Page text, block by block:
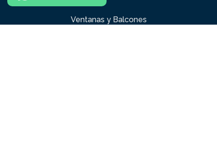
Ventanas y Balcones